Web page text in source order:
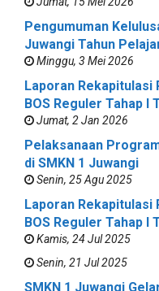
Pengumuman
Juwangi Tahun
Minggu, 3 Mei 2026
Laporan Rekapitulasi
BOS Reguler Tahap I
Jumat, 2 Jan 2026
Pelaksanaan
di SMKN 1 Juwangi
Senin, 25 Agu 2025
Laporan Rekapitulasi
BOS Reguler Tahap I
Kamis, 24 Jul 2025
Senin, 21 Jul 2025
SMKN 1 Juwangi